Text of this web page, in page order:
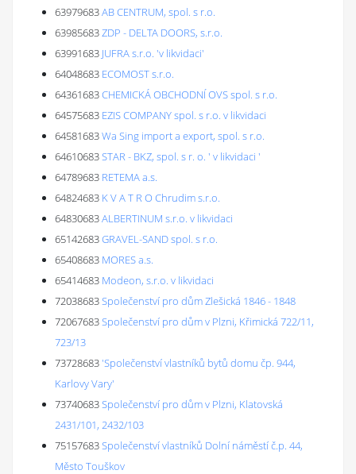
63979683AB CENTRUM, spol. s r.o.
63985683ZDP - DELTA DOORS, s.r.o.
63991683 JUFRA s.r.o. 'v likvidaci'
64048683 ECOMOST s.r.o.
64361683CHEMICKÁ OBCHODNÍ OVS spol. s r.o.
64575683 EZIS COMPANY spol. s r.o. v likvidaci
64581683Wa Sing import a export, spol. s r.o.
64610683STAR - BKZ, spol. s r. o. ' v likvidaci '
64789683 RETEMA a.s.
64824683 K V A T R O Chrudim s.r.o.
64830683ALBERTINUM s.r.o. v likvidaci
65142683GRAVEL-SAND spol. s r.o.
65408683 MORES a.s.
65414683 Modeon, s.r.o. v likvidaci
72038683Společenství pro dům Zlešická 1846 - 1848
72067683Společenství pro dům v Plzni, Křimická 722/11,
723/13
73728683'Společenství vlastníků bytů domu čp. 944,
Karlovy Vary'
73740683Společenství pro dům v Plzni, Klatovská
2431/101, 2432/103
75157683Společenství vlastníků Dolní náměstí č.p. 44,
Město Touškov